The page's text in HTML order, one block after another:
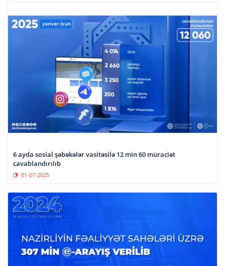
6 ayda sosial şəbəkələr vasitəsilə 12 min 60 müraciət
cavablandırılıb
01-07-2025